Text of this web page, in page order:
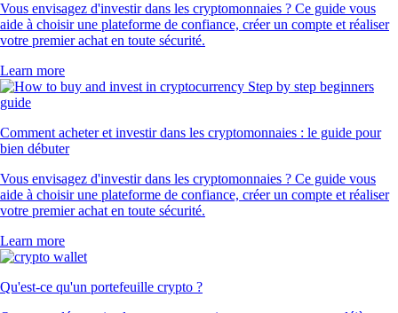
Vous envisagez d'investir dans les cryptomonnaies ? Ce guide vous
aide à choisir une plateforme de confiance, créer un compte et réaliser
votre premier achat en toute sécurité.
Learn more
Comment acheter et investir dans les cryptomonnaies : le guide pour
bien débuter
Vous envisagez d'investir dans les cryptomonnaies ? Ce guide vous
aide à choisir une plateforme de confiance, créer un compte et réaliser
votre premier achat en toute sécurité.
Learn more
Qu'est-ce qu'un portefeuille crypto ?